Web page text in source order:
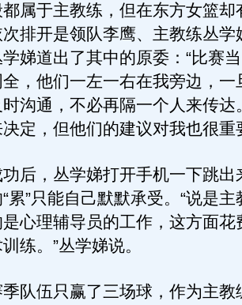
属于主教练，但在东方女篮却
排开是领队李鹰、主教练丛学
娣道出了其中的原委：“比赛
，他们一左一右在我旁边，一
沟通，不必再隔一个人来传达
定，但他们的建议对我也很重
，丛学娣打开手机一下跳出
累”只能自己默默承受。“说是
心理辅导员的工作，这方面花
练。”丛学娣说。
伍只赢了三场球，作为主教